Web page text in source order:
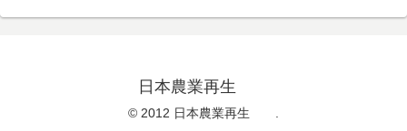
日本農業再生
© 2012 日本農業再生 .